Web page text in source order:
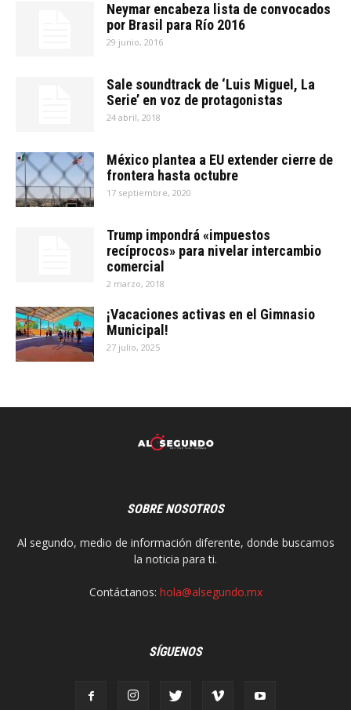
Neymar encabeza lista de convocados
por Brasil para Río 2016
29 junio, 2016
Sale soundtrack de ‘Luis Miguel, La
Serie’ en voz de protagonistas
24 abril, 2018
México plantea a EU extender cierre de
frontera hasta octubre
17 septiembre, 2020
Trump impondrá «impuestos
recíprocos» para nivelar intercambio
comercial
2 marzo, 2018
¡Vacaciones activas en el Gimnasio
Municipal!
27 julio, 2025
SOBRE NOSOTROS
Al segundo, medio de información diferente, donde buscamos
la noticia para ti.
Contáctanos: hola@alsegundo.mx
SÍGUENOS